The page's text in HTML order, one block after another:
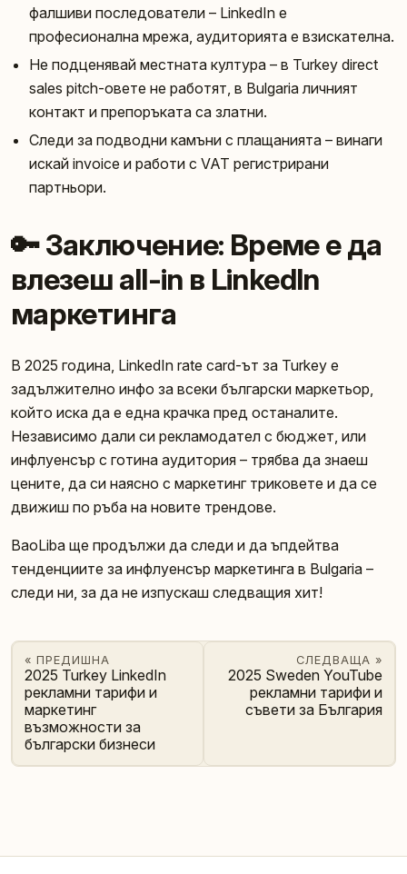
фалшиви последователи – LinkedIn е
професионална мрежа, аудиторията е взискателна.
Не подценявай местната култура – в Turkey direct
sales pitch-овете не работят, в Bulgaria личният
контакт и препоръката са златни.
Следи за подводни камъни с плащанията – винаги
искай invoice и работи с VAT регистрирани
партньори.
🔑 Заключение: Време е да
влезеш all-in в LinkedIn
маркетинга
В 2025 година, LinkedIn rate card-ът за Turkey e
задължително инфо за всеки български маркетьор,
който иска да е една крачка пред останалите.
Независимо дали си рекламодател с бюджет, или
инфлуенсър с готина аудитория – трябва да знаеш
цените, да си наясно с маркетинг триковете и да се
движиш по ръба на новите трендове.
BaoLiba ще продължи да следи и да ъпдейтва
тенденциите за инфлуенсър маркетинга в Bulgaria –
следи ни, за да не изпускаш следващия хит!
« ПРЕДИШНА
2025 Turkey LinkedIn
рекламни тарифи и
маркетинг
възможности за
български бизнеси
СЛЕДВАЩА »
2025 Sweden YouTube
рекламни тарифи и
съвети за България